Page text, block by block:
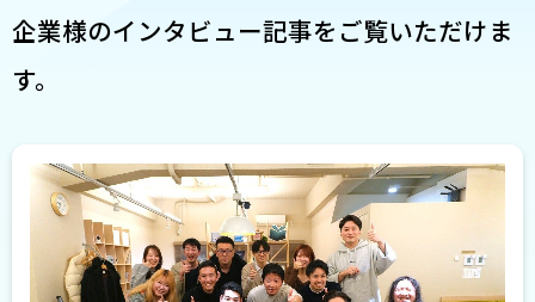
企業様のインタビュー記事をご覧いただけま
す。